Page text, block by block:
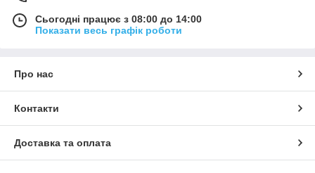
Сьогодні працює з 08:00 до 14:00
Показати весь графік роботи
Про нас
Контакти
Доставка та оплата